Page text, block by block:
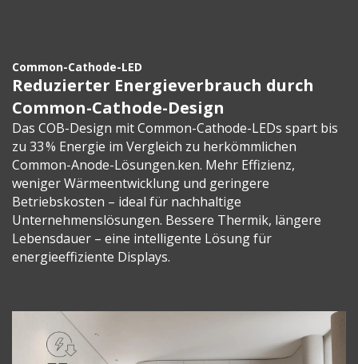
Common-Cathode-LED
Reduzierter Energieverbrauch durch
Common-Cathode-Design
Das COB-Design mit Common-Cathode-LEDs spart bis
zu 33 % Energie im Vergleich zu herkömmlichen
Common-Anode-Lösungen.ken. Mehr Effizienz,
weniger Wärmeentwicklung und geringere
Betriebskosten – ideal für nachhaltige
Unternehmenslösungen. Bessere Thermik, längere
Lebensdauer – eine intelligente Lösung für
energieeffiziente Displays.